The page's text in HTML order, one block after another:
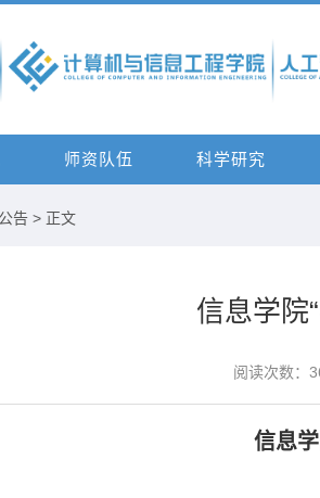
师资队伍 科学研究
告 > 正文
信息学院
阅读次数：
信息